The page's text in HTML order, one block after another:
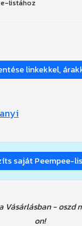
listához
linkekkel,
saját Peempee-
Vásárlásban - oszd
on!